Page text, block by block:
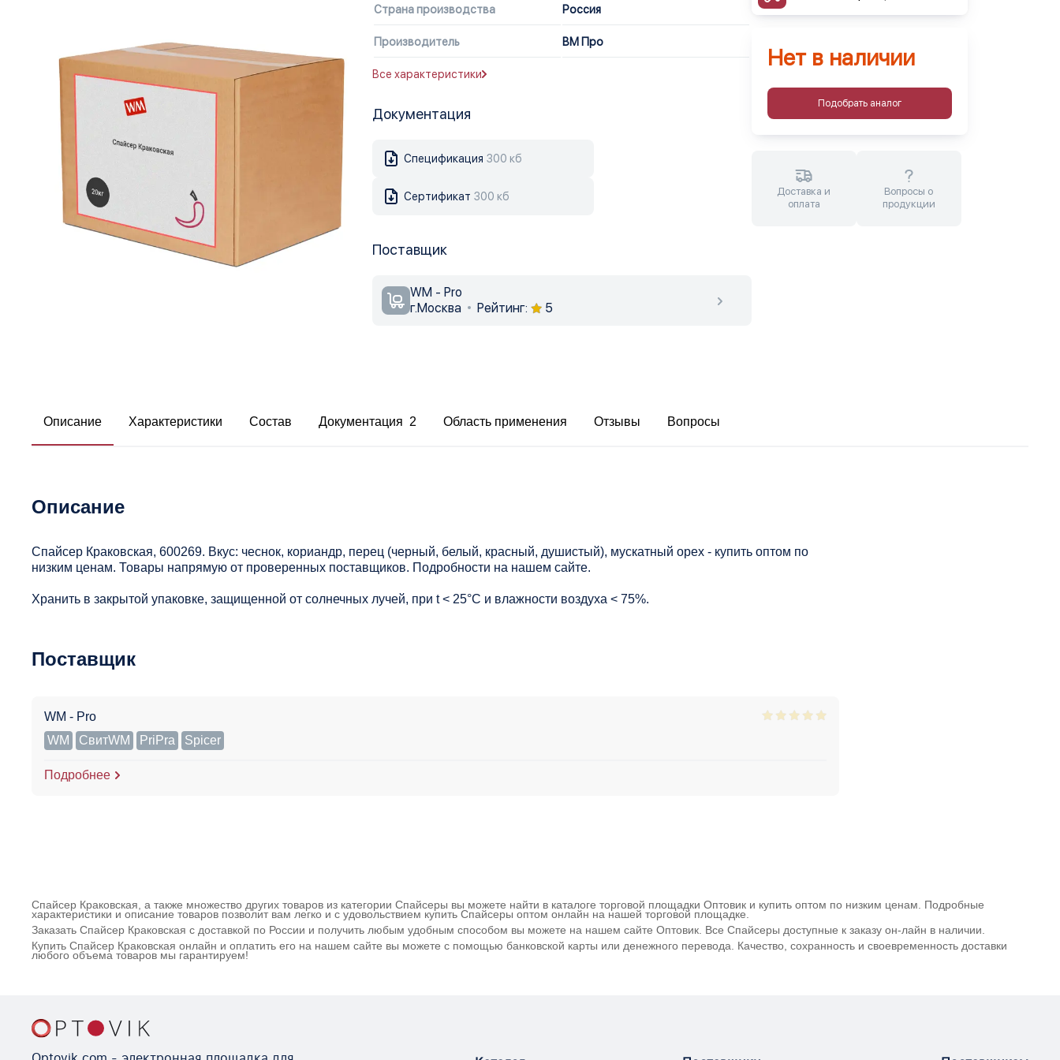
Страна производства Россия
Производитель ВМ Про
Все характеристики
Документация
Спецификация 300 кб
Сертификат 300 кб
Поставщик
WM - Pro
г.Москва
Рейтинг: 5
Нет в наличии
Подобрать аналог
Доставка и
оплата
Вопросы о
продукции
Описание Характеристики Состав Документация 2 Область применения Отзывы Вопросы
Описание
Спайсер Краковская, 600269. Вкус: чеснок, кориандр, перец (черный, белый, красный, душистый), мускатный орех - купить оптом по
низким ценам. Товары напрямую от проверенных поставщиков. Подробности на нашем сайте.
Хранить в закрытой упаковке, защищенной от солнечных лучей, при t < 25°С и влажности воздуха < 75%.
Поставщик
WM - Pro
WM
СвитWM PriPra Spicer
Подробнее
Спайсер Краковская, а также множество других товаров из категории Спайсеры вы можете найти в каталоге торговой площадки Оптовик и купить оптом по низким ценам. Подробные
характеристики и описание товаров позволит вам легко и с удовольствием купить Спайсеры оптом онлайн на нашей торговой площадке.
Заказать Спайсер Краковская с доставкой по России и получить любым удобным способом вы можете на нашем сайте Оптовик. Все Спайсеры доступные к заказу он-лайн в наличии.
Купить Спайсер Краковская онлайн и оплатить его на нашем сайте вы можете с помощью банковской карты или денежного перевода. Качество, сохранность и своевременность доставки
любого объема товаров мы гарантируем!